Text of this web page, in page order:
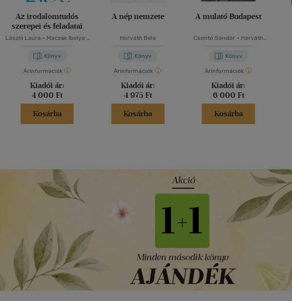
Az irodalomtudós
szerepei és feladatai
László Laura - Maczák Ibolya -
Adrienn
Könyv
Árinformációk
Kiadói ár:
4 000 Ft
Kosárba
A nép nemzete
Horváth Béla
Könyv
Árinformációk
Kiadói ár:
4 975 Ft
Kosárba
A mulató Budapest
Csontó Sándor - Horváth
Könyv
Árinformációk
Kiadói ár:
6 000 Ft
Kosárba